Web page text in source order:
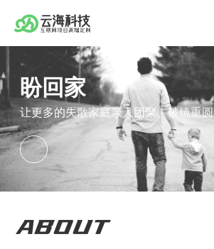
盼回家
让更多的失散家庭亲人团聚、破镜重圆
ABOUT